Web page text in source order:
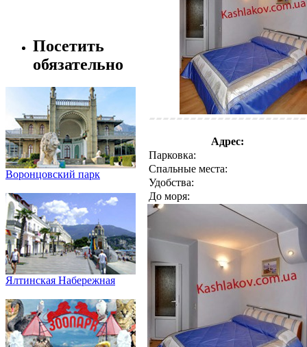
Посетить
обязательно
Воронцовский парк
Ялтинская Набережная
Адрес:
Парковка:
Спальные места:
Удобства:
До моря: